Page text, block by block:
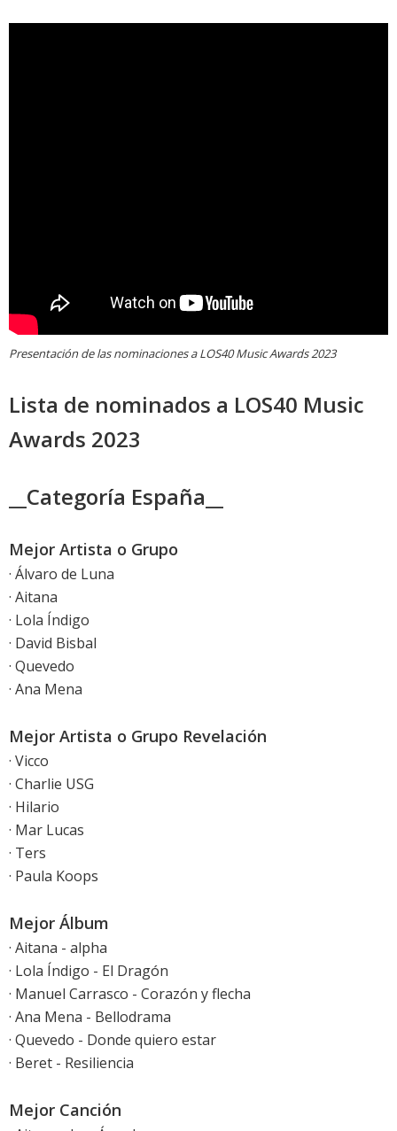
Presentación de las nominaciones a LOS40 Music Awards 2023
Lista de nominados a LOS40 Music
Awards 2023
__Categoría España__
Mejor Artista o Grupo
· Álvaro de Luna
· Aitana
· Lola Índigo
· David Bisbal
· Quevedo
· Ana Mena
Mejor Artista o Grupo Revelación
· Vicco
· Charlie USG
· Hilario
· Mar Lucas
· Ters
· Paula Koops
Mejor Álbum
· Aitana - alpha
· Lola Índigo - El Dragón
· Manuel Carrasco - Corazón y flecha
· Ana Mena - Bellodrama
· Quevedo - Donde quiero estar
· Beret - Resiliencia
Mejor Canción